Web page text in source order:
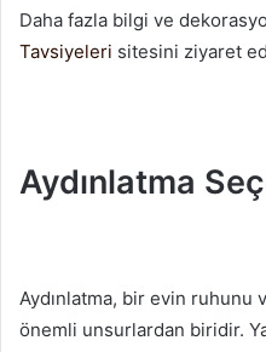
Daha fazla bilgi ve
Tavsiyeleri sitesini ziyaret
Aydınlatma
Aydınlatma, bir evin
önemli unsurlardan biridir.